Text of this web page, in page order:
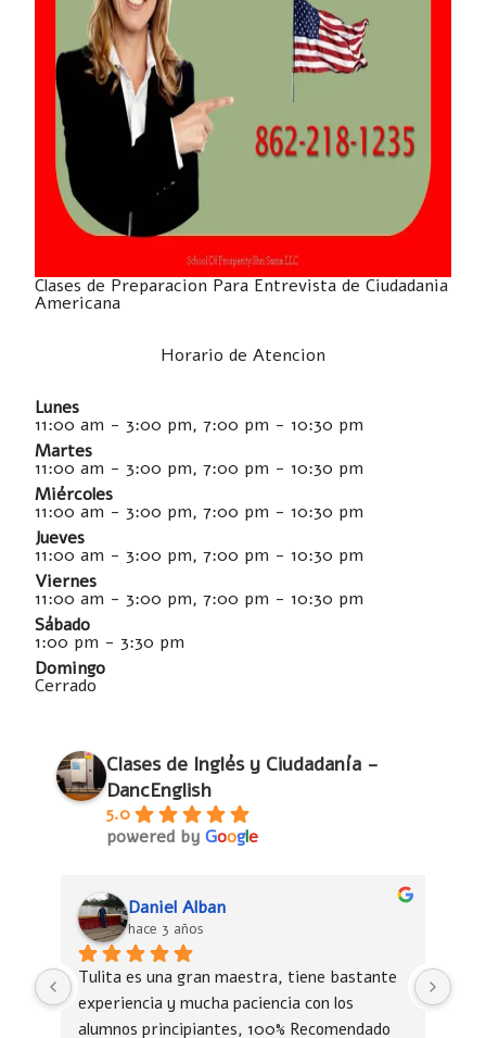
Clases de Preparacion Para Entrevista de Ciudadania
Americana
Horario de Atencion
Lunes
11:00 am - 3:00 pm, 7:00 pm - 10:30 pm
Martes
11:00 am - 3:00 pm, 7:00 pm - 10:30 pm
Miércoles
11:00 am - 3:00 pm, 7:00 pm - 10:30 pm
Jueves
11:00 am - 3:00 pm, 7:00 pm - 10:30 pm
Viernes
11:00 am - 3:00 pm, 7:00 pm - 10:30 pm
Sábado
1:00 pm - 3:30 pm
Domingo
Cerrado
Clases de Inglés y Ciudadanía -
DancEnglish
5.0
powered by Google
Daniel Alban
hace 3 años
Tulita es una gran maestra, tiene bastante
experiencia y mucha paciencia con los
alumnos principiantes, 100% Recomendado